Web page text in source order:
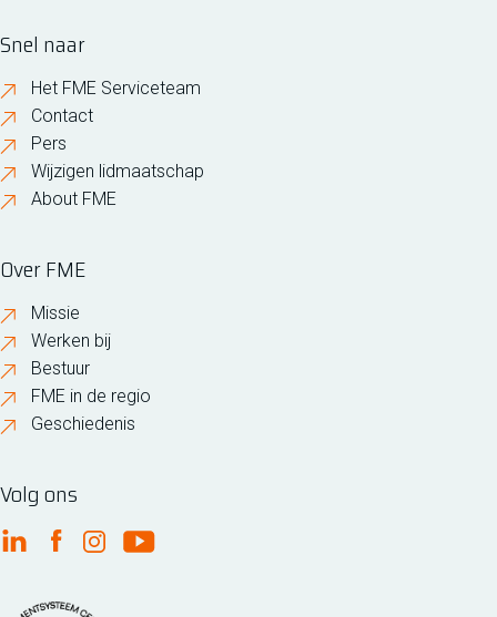
Snel naar
Het FME Serviceteam
Contact
Pers
Wijzigen lidmaatschap
About FME
Over FME
Missie
Werken bij
Bestuur
FME in de regio
Geschiedenis
Volg ons
FME Linkedin
FME Facebook
FME Instagram
FME Youtube